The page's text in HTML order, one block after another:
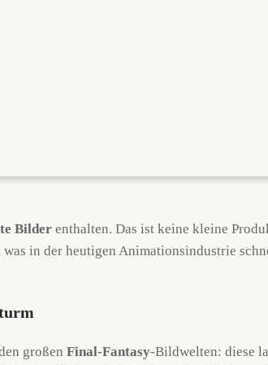
Bilder enthalten. Das ist keine kleine
in der heutigen Animationsindustrie
großen Final-Fantasy-Bildwelten: diese